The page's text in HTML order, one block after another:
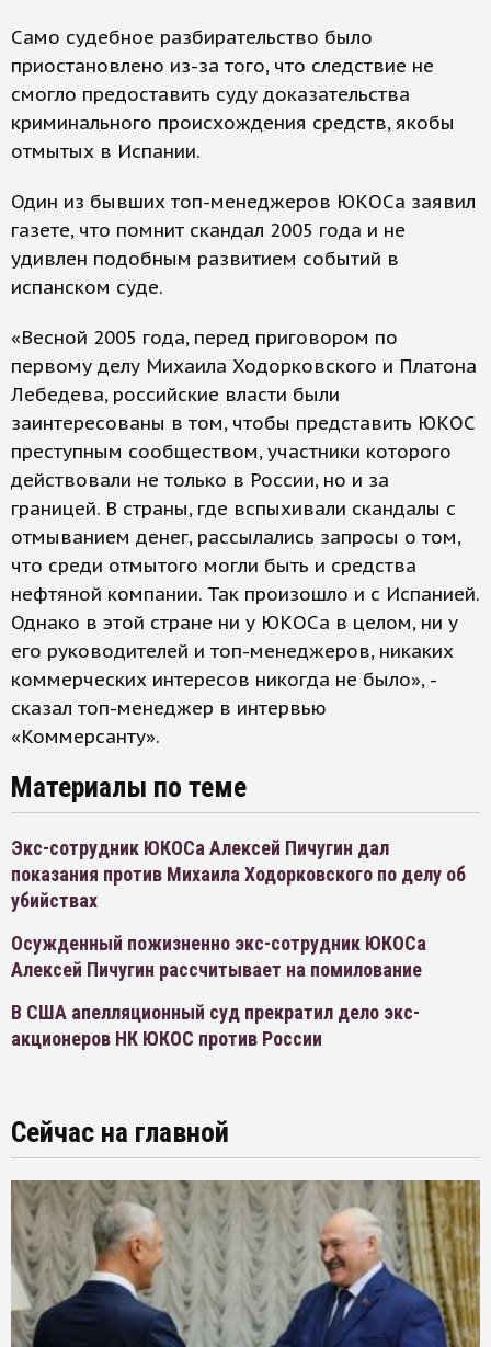
Само судебное разбирательство было
приостановлено из-за того, что следствие не
смогло предоставить суду доказательства
криминального происхождения средств, якобы
отмытых в Испании.
Один из бывших топ-менеджеров ЮКОСа заявил
газете, что помнит скандал 2005 года и не
удивлен подобным развитием событий в
испанском суде.
«Весной 2005 года, перед приговором по
первому делу Михаила Ходорковского и Платона
Лебедева, российские власти были
заинтересованы в том, чтобы представить ЮКОС
преступным сообществом, участники которого
действовали не только в России, но и за
границей. В страны, где вспыхивали скандалы с
отмыванием денег, рассылались запросы о том,
что среди отмытого могли быть и средства
нефтяной компании. Так произошло и с Испанией.
Однако в этой стране ни у ЮКОСа в целом, ни у
его руководителей и топ-менеджеров, никаких
коммерческих интересов никогда не было», -
сказал топ-менеджер в интервью
«Коммерсанту».
Материалы по теме
Экс-сотрудник ЮКОСа Алексей Пичугин дал
показания против Михаила Ходорковского по делу об
убийствах
Осужденный пожизненно экс-сотрудник ЮКОСа
Алексей Пичугин рассчитывает на помилование
В США апелляционный суд прекратил дело экс-
акционеров НК ЮКОС против России
Сейчас на главной